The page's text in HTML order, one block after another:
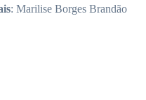
: Marilise Borges Brandão